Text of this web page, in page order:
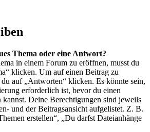
Thema oder eine Antwort?
in einem Forum zu eröffnen, musst du
klicken. Um auf einen Beitrag zu
auf „Antworten“ klicken. Es könnte sein,
erforderlich ist, bevor du einen
kannst. Deine Berechtigungen sind jeweils
und der Beitragsansicht aufgelistet. Z. B.
erstellen“, „Du darfst Dateianhänge